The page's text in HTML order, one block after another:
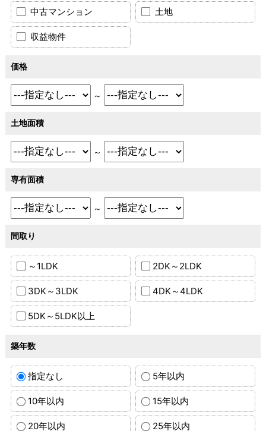
中古マンション 土地
収益物件
価格
～
土地面積
～
専有面積
～
間取り
～1LDK 2DK～2LDK
3DK～3LDK 4DK～4LDK
5DK～5LDK以上
築年数
指定なし 5年以内
10年以内 15年以内
20年以内 25年以内